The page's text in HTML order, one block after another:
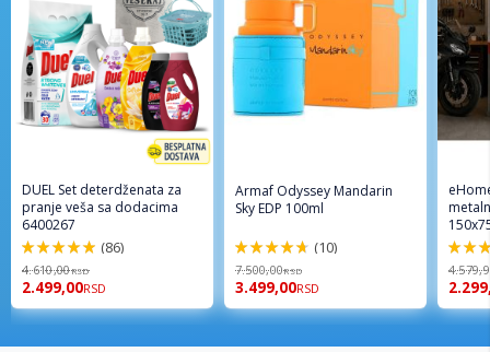
DUEL Set deterdženata za
pranje veša sa dodacima
6400267
98%
(86)
4.610,00RSD
2.499,00RSD
Armaf Odyssey Mandarin
Sky EDP 100ml
94%
(10)
7.500,00RSD
3.499,00RSD
96%